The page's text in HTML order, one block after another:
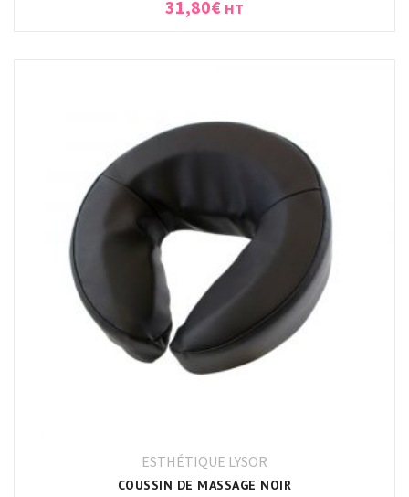
31,80€ HT
ESTHÉTIQUE LYSOR
COUSSIN DE MASSAGE NOIR